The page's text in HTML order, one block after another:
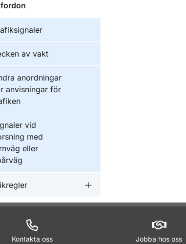
fordon
av vakt
anordningar
anvisningar för
vid
med
eller
Undermeny för Trafikregler
Kontakta oss Jobba hos oss